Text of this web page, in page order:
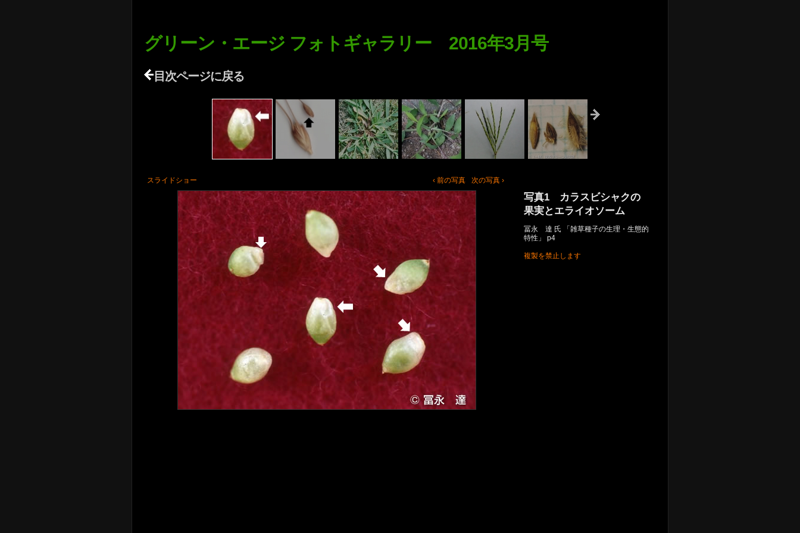
グリーン・エージ フォトギャラリー 2016年3月号
目次ページに戻る
スライドショー ‹ 前の写真 次の写真 ›
写真1 カラスビシャクの
果実とエライオソーム
冨永 達 氏 「雑草種子の生理・生態的
特性」 p4
複製を禁止します